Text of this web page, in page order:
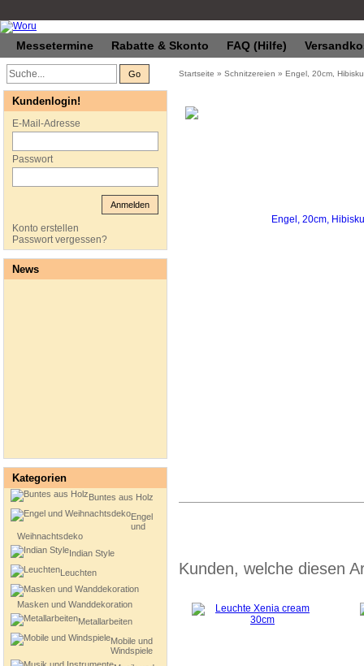
Messetermine Rabatte & Skonto FAQ (Hilfe)
Go Startseite » Schnitzereien » Engel, 20cm,
Kunden, welche diesen
Kundenlogin!
E-Mail-Adresse
Passwort
Anmelden
Konto erstellen
Passwort vergessen?
News
Kategorien
Buntes aus Holz
Engel
und
Weihnachtsdeko
Indian Style
Leuchten
Masken und Wanddekoration
Metallarbeiten
Mobile und
Windspiele